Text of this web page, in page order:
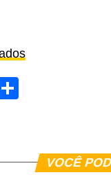
LinkedIn
VOCÊ